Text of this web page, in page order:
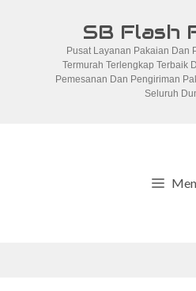
SB Flash
Pusat Layanan Pakaian Dan
Termurah Terlengkap Terbaik
Pemesanan Dan Pengiriman
Seluruh